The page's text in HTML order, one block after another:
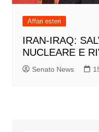
Affari esteri
IRAN-IRAQ:
NUCLEARE E
Senato News